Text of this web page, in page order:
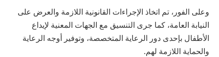
وعلى الفور، تم اتخاذ الإجراءات القانونية اللازمة والعرض على
النيابة العامة، كما جرى التنسيق مع الجهات المعنية لإيداع
الأطفال بإحدى دور الرعاية المتخصصة، وتوفير أوجه الرعاية
والحماية اللازمة لهم.